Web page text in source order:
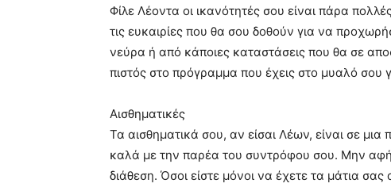
Φίλε Λέοντα οι ικανότητές σου είναι πάρα
τις ευκαιρίες που θα σου δοθούν για να
νεύρα ή από κάποιες καταστάσεις που θα σε
πιστός στο πρόγραμμα που έχεις στο μυαλό σου
Αισθηματικές
Τα αισθηματικά σου, αν είσαι Λέων, είναι σε
καλά με την παρέα του συντρόφου σου. Μην
διάθεση. Όσοι είστε μόνοι να έχετε τα μάτια